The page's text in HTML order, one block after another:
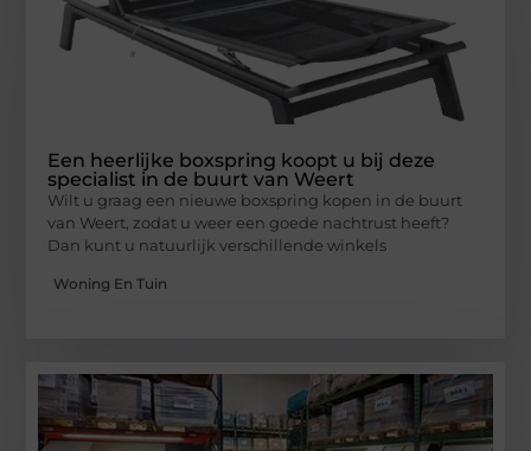
Een heerlijke boxspring koopt u bij deze
specialist in de buurt van Weert
Wilt u graag een nieuwe boxspring kopen in de buurt
van Weert, zodat u weer een goede nachtrust heeft?
Dan kunt u natuurlijk verschillende winkels
Woning En Tuin